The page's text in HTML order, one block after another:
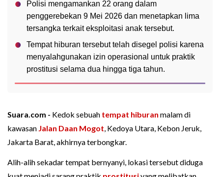
Polisi mengamankan 22 orang dalam
penggerebekan 9 Mei 2026 dan menetapkan lima
tersangka terkait eksploitasi anak tersebut.
Tempat hiburan tersebut telah disegel polisi karena
menyalahgunakan izin operasional untuk praktik
prostitusi selama dua hingga tiga tahun.
Suara.com - Kedok sebuah tempat hiburan malam di
kawasan Jalan Daan Mogot, Kedoya Utara, Kebon Jeruk,
Jakarta Barat, akhirnya terbongkar.
Alih-alih sekadar tempat bernyanyi, lokasi tersebut diduga